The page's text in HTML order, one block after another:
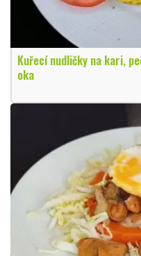
Kuřecí nudličky na kari,
oka